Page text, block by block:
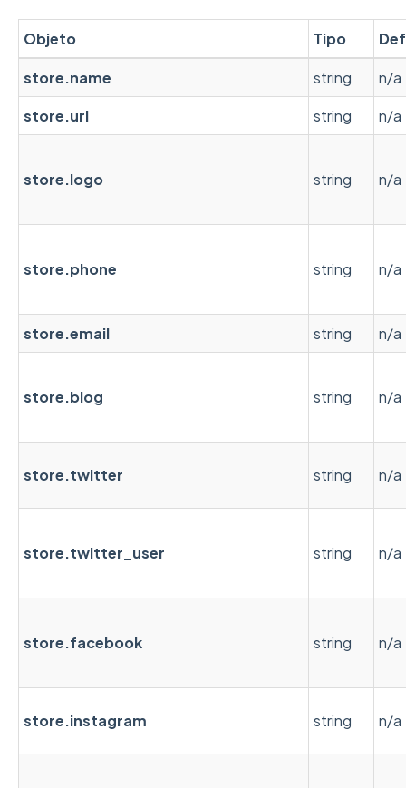
Objeto Tipo
store.name string
n/a
store.url
string n/a
store.logo string n/a
store.phone string n/a
store.email string n/a
store.blog string n/a
store.twitter string n/a
store.twitter_user string n/a
store.facebook string n/a
store.instagram string n/a